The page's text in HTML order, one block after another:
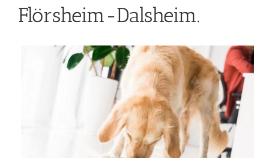
Flörsheim-Dalsheim.